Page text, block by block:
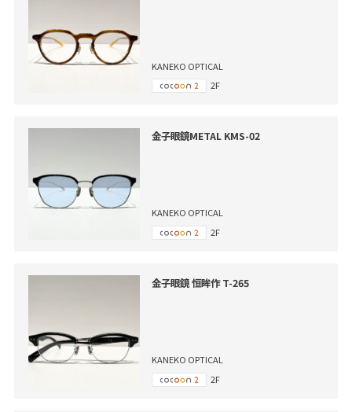
KANEKO OPTICAL
2F
金子眼鏡METAL KMS-02
KANEKO OPTICAL
2F
金子眼鏡 恒眸作 T-265
KANEKO OPTICAL
2F